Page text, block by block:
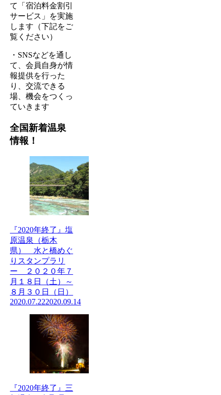
て「宿泊料金割引
サービス」を実施
します（下記をご
覧ください）
・SNSなどを通し
て、会員自身が情
報提供を行った
り、交流できる
場、機会をつくっ
ていきます
全国新着温泉
情報！
『2020年終了』塩
原温泉（栃木
県） 水と橋めぐ
りスタンプラリ
ー ２０２０年７
月１８日（土）～
８月３０日（日）
2020.07.222020.09.14
『2020年終了』三